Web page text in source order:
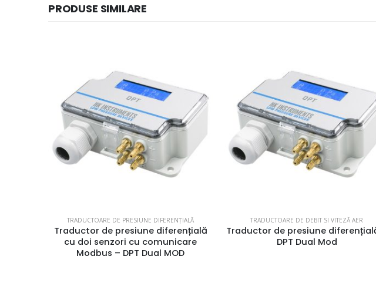
PRODUSE SIMILARE
TRADUCTOARE DE DEBIT SI VITEZĂ AER
Traductor de presiune diferențială –
DPT Dual Mod
TRADUCTOARE DE DEBIT SI VITEZĂ AER
Traductor de debit – DPT Flow